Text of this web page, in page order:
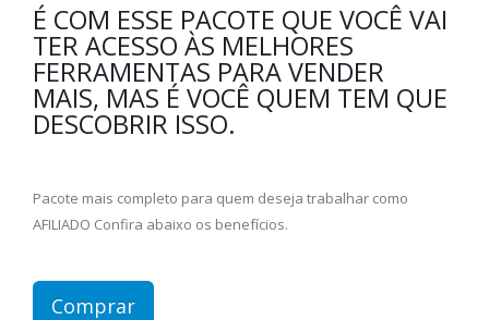
É COM ESSE PACOTE QUE VOCÊ VAI
TER ACESSO ÀS MELHORES
FERRAMENTAS PARA VENDER
MAIS, MAS É VOCÊ QUEM TEM QUE
DESCOBRIR ISSO.
Pacote mais completo para quem deseja trabalhar como
AFILIADO Confira abaixo os benefícios.
Comprar